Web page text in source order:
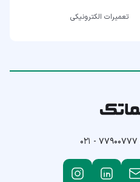
تعمیرات الکترونیکی
۰۲۱ - ۷۷۹۰۰۷۷۷